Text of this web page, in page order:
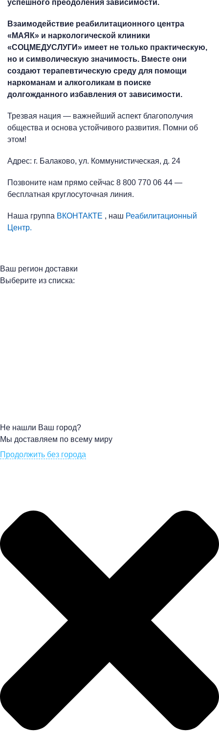
успешного преодоления зависимости.
Взаимодействие реабилитационного центра
«МАЯК» и наркологической клиники
«СОЦМЕДУСЛУГИ» имеет не только практическую,
но и символическую значимость. Вместе они
создают терапевтическую среду для помощи
наркоманам и алкоголикам в поиске
долгожданного избавления от зависимости.
Трезвая нация — важнейший аспект благополучия
общества и основа устойчивого развития. Помни об
этом!
Адрес: г. Балаково, ул. Коммунистическая, д. 24
Позвоните нам прямо сейчас 8 800 770 06 44 —
бесплатная круглосуточная линия.
Наша группа ВКОНТАКТЕ , наш Реабилитационный
Центр.
Ваш регион доставки
Выберите из списка:
Не нашли Ваш город?
Мы доставляем по всему миру
Продолжить без города